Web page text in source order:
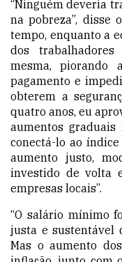
“Ninguém deveria
na pobreza”, disse
tempo, enquanto a
dos
mesma, piorando
pagamento e
obterem a
quatro anos, eu
aumentos
conectá-lo ao
aumento justo,
investido de volta
empresas locais”.
“O salário mínimo
justa e sustentável
Mas o aumento